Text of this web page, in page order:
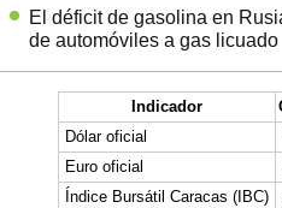
El déficit de gasolina en
de automóviles a gas licuado
Indicador
Dólar oficial
Euro oficial
Índice Bursátil Caracas (IBC)